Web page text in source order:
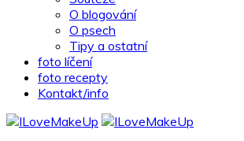
O blogování
O psech
Tipy a ostatní
foto líčení
foto recepty
Kontakt/info